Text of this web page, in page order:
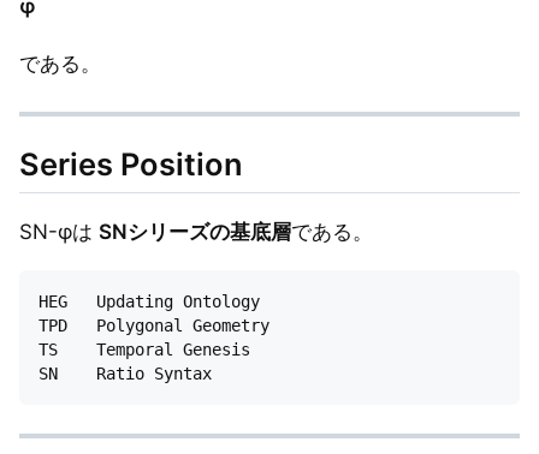
φ
である。
Series Position
SN-φは SNシリーズの基底層である。
HEG   Updating Ontology
TPD   Polygonal Geometry
TS    Temporal Genesis